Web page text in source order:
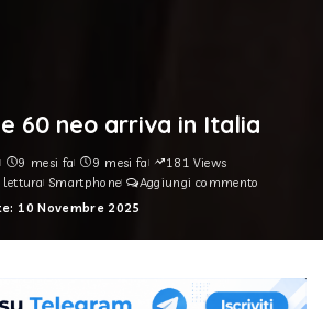
60 neo arriva in Italia
9 mesi fa 9 mesi fa
181 Views
Smartphone
Aggiungi commento
10 Novembre 2025